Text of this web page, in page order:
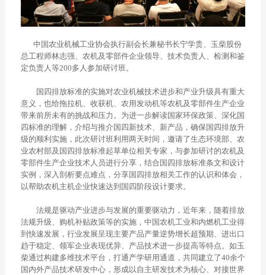
洲、欧洲等地设立了21
个销售大区、8个船电驻
务代理商，44家船电销
服一体代理商，1500多
了解更多
获取更多帮助
联系我们
订购咨询
销售服务热线：
0775-3220350
24小时售后服务热线：
+86 95098
联系我们
订购咨询
销售服务热线：
0775-3220350
24小时售后服务热线：
+86 95098
中国农业机械工业协会执行副会长兼秘书长宁学贵、玉柴股份
总工程师林志强、农机及零部件企业领导、技术负责人、检测和鉴
定负责人等200多人参加研讨班。
国四排放标准的实施对农业机械技术进步和产业升级具有重大
意义，也给拖拉机、收获机、农用发动机等农机及零部件生产企业
带来前所未有的挑战和压力。为进一步解读国家环保政策、深化国
四标准的理解，介绍与推介国四新技术、新产品，确保国四排放升
级的顺利实施，此次研讨班利用两天时间，邀请了生态环境部、农
业农村部及国四排放标准起草单位相关专家，与参加研讨的农机及
零部件生产企业技术人员进行分享，结合国四排放标准条文和设计
实例，深入剖析要点难点，分享国四排放相关工作的认识和体会，
以帮助农机主机企业快速达到国四阶段设计要求。
法规是驱动产业进步与发展的重要驱动力，近年来，随着排放
法规升级、购机补贴政策等的实施，中国农机工业和内燃机工业得
到快速发展，行业发展呈现主要产品产量逆势增长超预期、进出口
趋于稳定、领军企业表现优异、产品技术进一步提高等特点。如玉
柴通过构建多维技术平台，打通产学研用通道，共同建立了40余个
国内外产品技术研发中心，形成以自主研发技术为核心、对接世界